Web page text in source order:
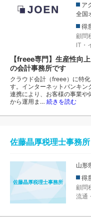
ア
全国
得
顧問
IT・
【freee専門】生産性向
の会計事務所です
クラウド会計（freee）に特
す。インターネットバンキン
連携により、お客様の事業や
から運用ま… 続きを読む
佐藤晶厚税理士事務所
佐藤晶厚税理士事務所
山形
得
顧問
流通